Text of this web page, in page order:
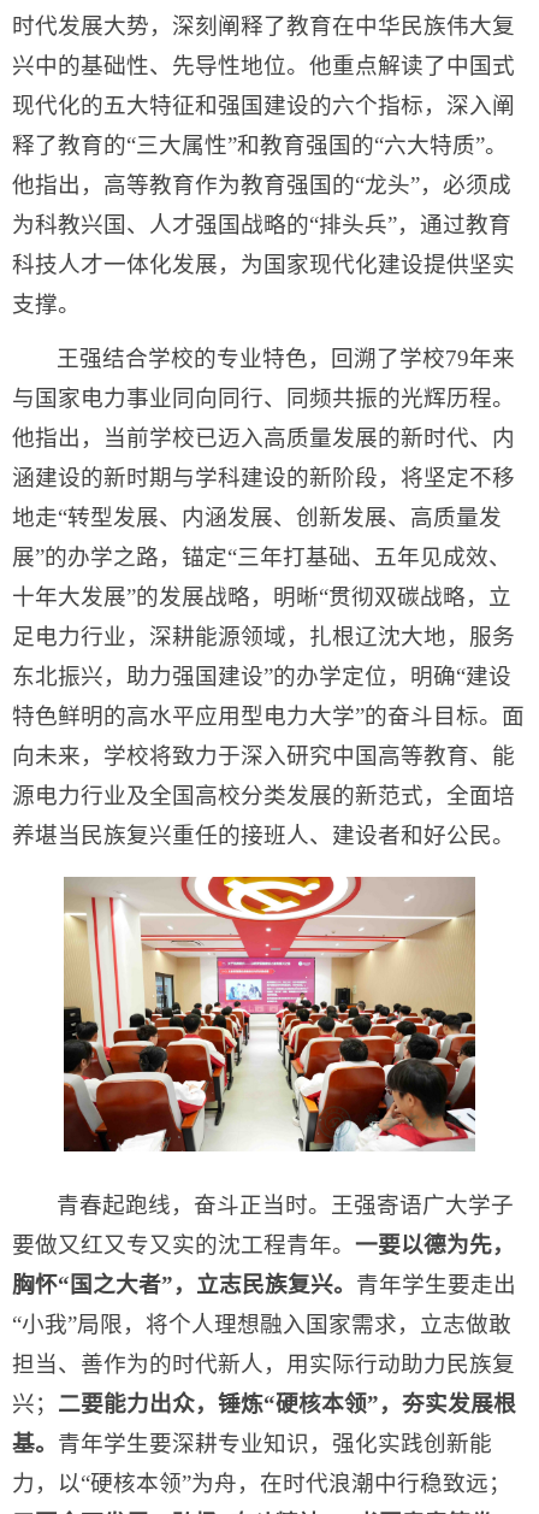
时代发展大势，深刻阐释了教育在中华民族伟大复
兴中的基础性、先导性地位。他重点解读了中国式
现代化的五大特征和强国建设的六个指标，深入阐
释了教育的“三大属性”和教育强国的“六大特质”。
他指出，高等教育作为教育强国的“龙头”，必须成
为科教兴国、人才强国战略的“排头兵”，通过教育
科技人才一体化发展，为国家现代化建设提供坚实
支撑。
王强结合学校的专业特色，回溯了学校79年来
与国家电力事业同向同行、同频共振的光辉历程。
他指出，当前学校已迈入高质量发展的新时代、内
涵建设的新时期与学科建设的新阶段，将坚定不移
地走“转型发展、内涵发展、创新发展、高质量发
展”的办学之路，锚定“三年打基础、五年见成效、
十年大发展”的发展战略，明晰“贯彻双碳战略，立
足电力行业，深耕能源领域，扎根辽沈大地，服务
东北振兴，助力强国建设”的办学定位，明确“建设
特色鲜明的高水平应用型电力大学”的奋斗目标。面
向未来，学校将致力于深入研究中国高等教育、能
源电力行业及全国高校分类发展的新范式，全面培
养堪当民族复兴重任的接班人、建设者和好公民。
青春起跑线，奋斗正当时。王强寄语广大学子
要做又红又专又实的沈工程青年。 一要以德为先，
胸怀“国之大者”， 立志民族复兴。 青年学生要走出
“小我”局限，将个人理想融入国家需求，立志做敢
担当、善作为的时代新人，用实际行动助力民族复
兴； 二要能力出众， 锤炼“硬核本领”， 夯实发展根
基。 青年学生要深耕专业知识，强化实践创新能
力，以“硬核本领”为舟，在时代浪潮中行稳致远；